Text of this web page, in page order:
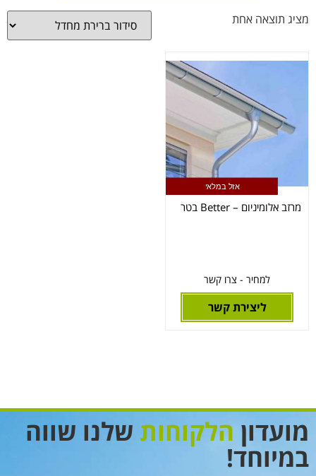
מציג תוצאה אחת
אזל במלאי
מרזב אלומיניום – Better בטר
למחיר - צרו קשר
ליצירת קשר
מועדון הלקוחות שלנו שווה
במיוחד!